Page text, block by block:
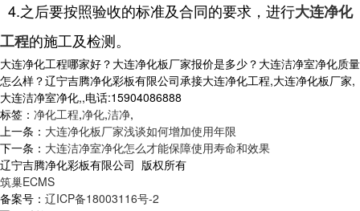
4.之后要按照验收的标准及合同的要求，进行大连净化
工程的施工及检测。
大连净化工程哪家好？大连净化板厂家报价是多少？大连洁净室净化质量
怎么样？辽宁吉腾净化彩板有限公司承接大连净化工程,大连净化板厂家,
大连洁净室净化,,电话:15904086888
标签： 净化工程,净化,洁净,
上一条： 大连净化板厂家浅谈如何增加使用年限
下一条： 大连洁净室净化怎么才能保障使用寿命和效果
辽宁吉腾净化彩板有限公司 版权所有
筑巢ECMS
备案号： 辽ICP备18003116号-2